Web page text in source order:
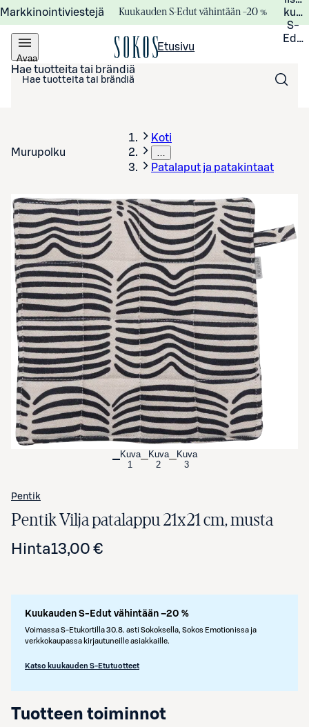
Markkinointiviestejä Kuukauden S-Edut vähintään –20 %
S-
Avaa
valikko
Etusivu
Hae tuotteita tai brändiä
Murupolku
Koti
…
Patalaput ja patakintaat
Avaa tuotekuva suurennettuna
Kuva
1
Kuva
2
Kuva
3
Pentik
Pentik Vilja patalappu 21x21 cm, musta
Hinta13,00 €
Kuukauden S-Edut vähintään –20 %
Voimassa S-Etukortilla 30.8. asti Sokoksella, Sokos Emotionissa ja
verkkokaupassa kirjautuneille asiakkaille.
Katso kuukauden S-Etutuotteet
Tuotteen toiminnot